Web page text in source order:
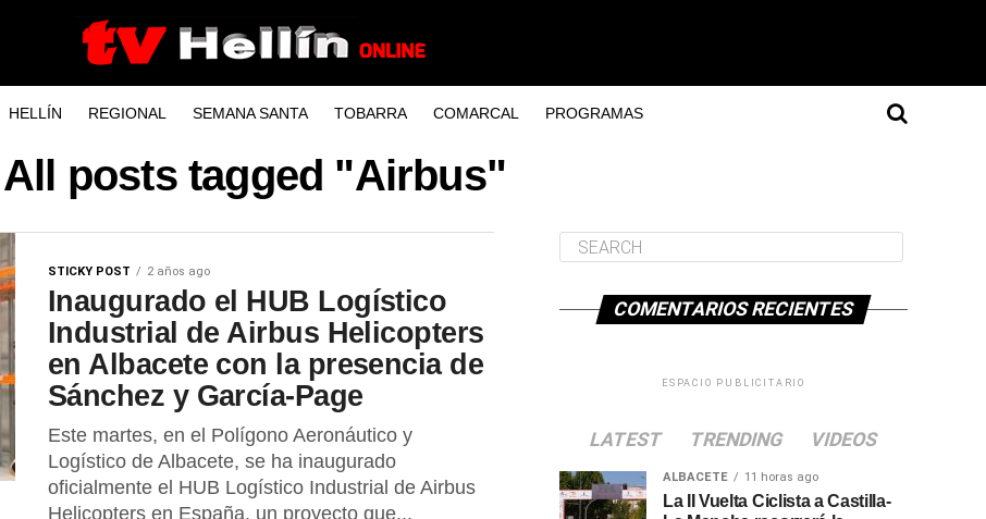
HELLÍN REGIONAL SEMANA SANTA TOBARRA COMARCAL PROGRAMAS
All posts tagged "Airbus"
STICKY POST 2 años ago
Inaugurado el HUB Logístico
Industrial de Airbus Helicopters
en Albacete con la presencia de
Sánchez y García-Page
Este martes, en el Polígono Aeronáutico y
Logístico de Albacete, se ha inaugurado
oficialmente el HUB Logístico Industrial de Airbus
Helicopters en España, un proyecto que...
COMENTARIOS RECIENTES
ESPACIO PUBLICITARIO
LATEST TRENDING VIDEOS
ALBACETE 11 horas ago
La II Vuelta Ciclista a Castilla-